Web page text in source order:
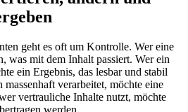
geht es oft um Kontrolle. Wer eine
was mit dem Inhalt passiert. Wer ein
ein Ergebnis, das lesbar und stabil
verarbeitet, möchte eine
vertrauliche Inhalte nutzt, möchte
werden.